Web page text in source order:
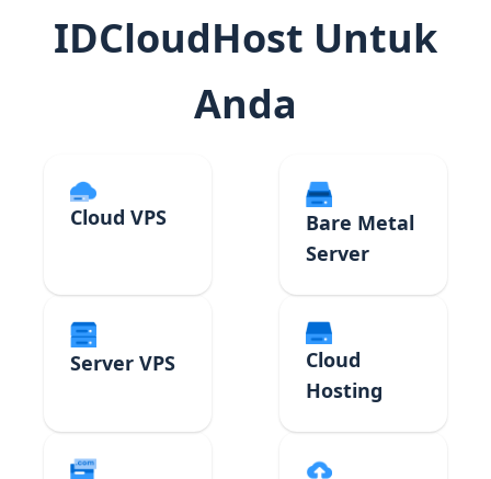
IDCloudHost Untuk
Anda
Cloud VPS
Bare Metal
Server
Server VPS
Cloud
Hosting